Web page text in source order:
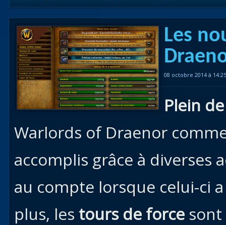
Coeur
Races
alliées
des îles
le vol
Les
08 octobre 2014 à
Plein
Warlords of Draenor
accomplis grâce à diverses
au compte lorsque celui-ci
plus, les tours de force